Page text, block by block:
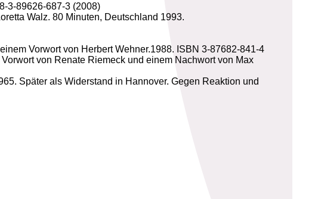
3-89626-687-3 (2008)
Walz. 80 Minuten, Deutschland 1993.
Vorwort von Herbert Wehner.1988. ISBN 3-87682-841-4
von Renate Riemeck und einem Nachwort von Max
Später als Widerstand in Hannover. Gegen Reaktion und